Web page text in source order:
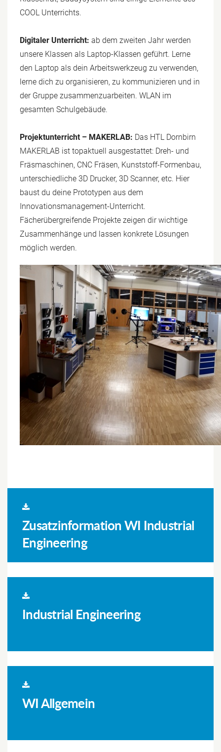
COOL Unterrichts.
Digitaler Unterricht: ab dem zweiten Jahr werden
unsere Klassen als Laptop-Klassen geführt. Lerne
den Laptop als dein Arbeitswerkzeug zu verwenden,
lerne dich zu organisieren, zu kommunizieren und in
der Gruppe zusammenzuarbeiten. WLAN im
gesamten Schulgebäude.
Projektunterricht – MAKERLAB: Das HTL Dornbirn
MAKERLAB ist topaktuell ausgestattet: Dreh- und
Fräsmaschinen, CNC Fräsen, Kunststoff-Formenbau,
unterschiedliche 3D Drucker, 3D Scanner, etc. Hier
baust du deine Prototypen aus dem
Innovationsmanagement-Unterricht.
Fächerübergreifende Projekte zeigen dir wichtige
Zusammenhänge und lassen konkrete Lösungen
möglich werden.
Zusatzinformation WI Industrial
Engineering
Industrial Engineering
WI Allgemein